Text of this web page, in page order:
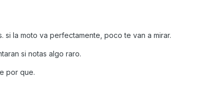
si la moto va perfectamente, poco te van a mirar.
si notas algo raro.
por que.